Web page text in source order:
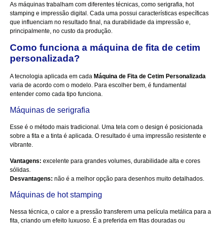
As máquinas trabalham com diferentes técnicas, como serigrafia, hot
stamping e impressão digital. Cada uma possui características específicas
que influenciam no resultado final, na durabilidade da impressão e,
principalmente, no custo da produção.
Como funciona a máquina de fita de cetim
personalizada?
A tecnologia aplicada em cada Máquina de Fita de Cetim Personalizada
varia de acordo com o modelo. Para escolher bem, é fundamental
entender como cada tipo funciona.
Máquinas de serigrafia
Esse é o método mais tradicional. Uma tela com o design é posicionada
sobre a fita e a tinta é aplicada. O resultado é uma impressão resistente e
vibrante.
Vantagens: excelente para grandes volumes, durabilidade alta e cores
sólidas.
Desvantagens: não é a melhor opção para desenhos muito detalhados.
Máquinas de hot stamping
Nessa técnica, o calor e a pressão transferem uma película metálica para a
fita, criando um efeito luxuoso. É a preferida em fitas douradas ou